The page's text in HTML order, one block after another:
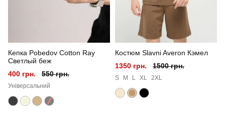
95% бавовна, 5% еластан
Кепка Pobedov Cotton Ray
Светлый беж
400 грн.
550 грн.
Універсальний
Костюм Slavni Averon Кэмел
1350 грн.
1500 грн.
S M L XL 2XL